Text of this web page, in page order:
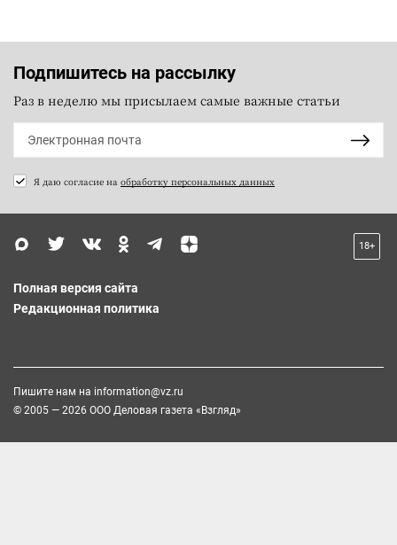
Подпишитесь на рассылку
Раз в неделю мы присылаем самые важные статьи
Я даю согласие на обработку персональных данных
18+
Полная версия сайта
Редакционная политика
Пишите нам на information@vz.ru
© 2005 — 2026 ООО Деловая газета «Взгляд»